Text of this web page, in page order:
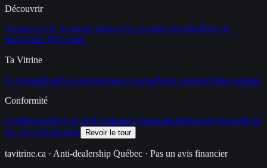
Découvrir
Annonces QCAnnuaire dealersTop dealers honnêtesPrès de
moiVendre 0$ comm.
Ta Vitrine
À proposBlogNos sourcesEspace presseNous contacterMon compte
Conformité
Confidentialité (Loi 25)Conditions d'utilisationMentions légalesPour
les concessionnaires
Revoir le tour
tavitrine.ca · Anti-dealership Québec · Pas un avis financier